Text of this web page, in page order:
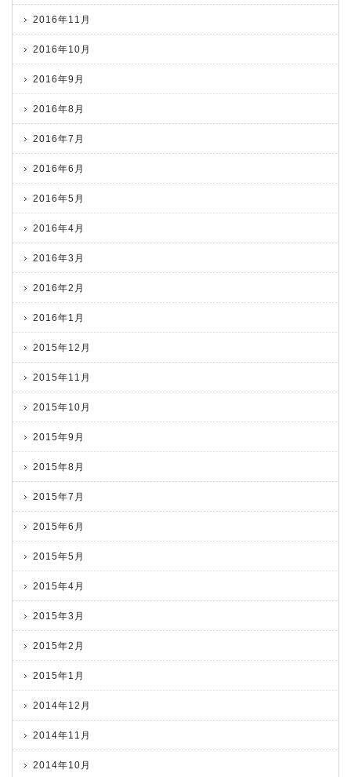
2016年11月
2016年10月
2016年9月
2016年8月
2016年7月
2016年6月
2016年5月
2016年4月
2016年3月
2016年2月
2016年1月
2015年12月
2015年11月
2015年10月
2015年9月
2015年8月
2015年7月
2015年6月
2015年5月
2015年4月
2015年3月
2015年2月
2015年1月
2014年12月
2014年11月
2014年10月